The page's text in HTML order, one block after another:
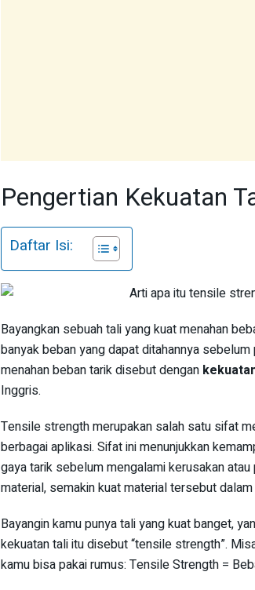
Pengertian Kekuatan
Daftar Isi:
Bayangkan sebuah tali yang kuat menahan
banyak beban yang dapat ditahannya
menahan beban tarik disebut dengan
Inggris.
Tensile strength merupakan salah satu sifat
berbagai aplikasi. Sifat ini menunjukkan
gaya tarik sebelum mengalami kerusakan
material, semakin kuat material tersebut
Bayangin kamu punya tali yang kuat banget,
kekuatan tali itu disebut “tensile strength”.
kamu bisa pakai rumus: Tensile Strength =